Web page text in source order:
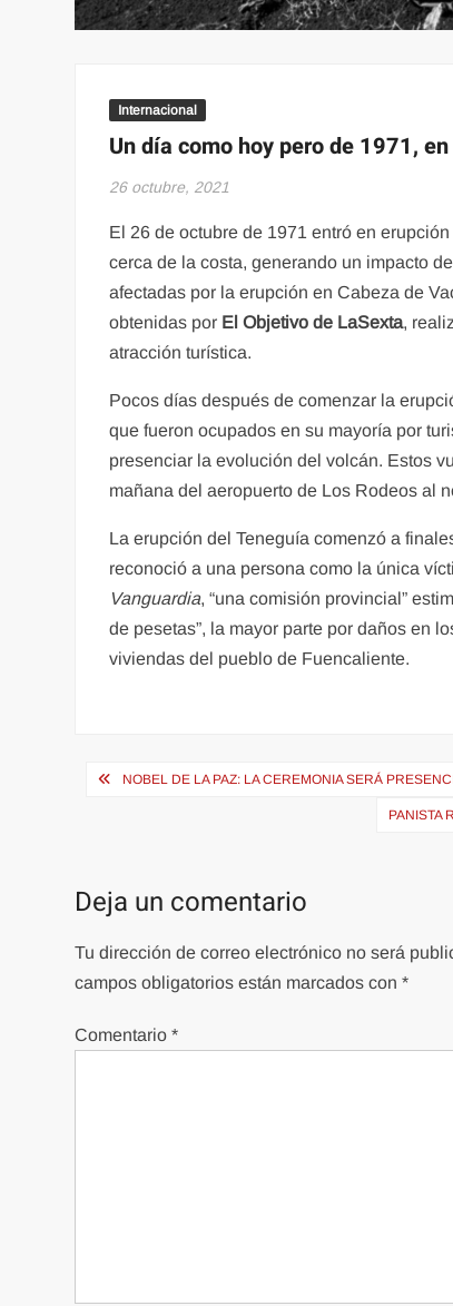
Internacional
Un día como hoy pero de 1971,
26 octubre, 2021
El 26 de octubre de 1971 entró en
cerca de la costa, generando un impacto
afectadas por la erupción en Cabeza de
obtenidas por El Objetivo de LaSexta,
atracción turística.
Pocos días después de comenzar la
que fueron ocupados en su mayoría por
presenciar la evolución del volcán. Estos
mañana del aeropuerto de Los Rodeos al
La erupción del Teneguía comenzó a
reconoció a una persona como la única
Vanguardia, “una comisión provincial”
de pesetas”, la mayor parte por daños en
viviendas del pueblo de Fuencaliente.
Navegación
NOBEL DE LA PAZ: LA CEREMONIA SERÁ
PANISTA
Deja un comentario
Tu dirección de correo electrónico no será
campos obligatorios están marcados con*
Comentario*